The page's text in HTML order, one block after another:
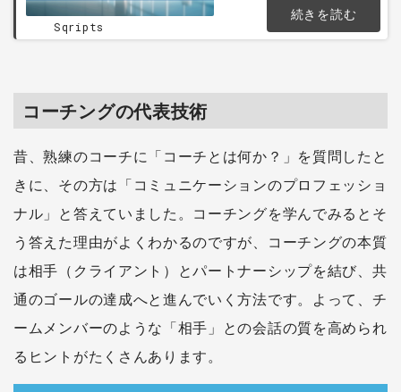
のコアとも言えるのが、対
話や協調です。この連載で
続きを読む
Sqripts
コーチングの代表技術
昔、熟練のコーチに「コーチとは何か？」を質問したと
きに、その方は「コミュニケーションのプロフェッショ
ナル」と答えていました。コーチングを学んでみるとそ
う答えた理由がよくわかるのですが、コーチングの本質
は相手（クライアント）とパートナーシップを結び、共
通のゴールの達成へと進んでいく方法です。よって、チ
ームメンバーのような「相手」との会話の質を高められ
るヒントがたくさんあります。